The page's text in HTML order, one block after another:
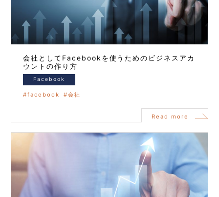
会社としてFacebookを使うためのビジネスアカ
ウントの作り方
Facebook
facebook 会社
Read more